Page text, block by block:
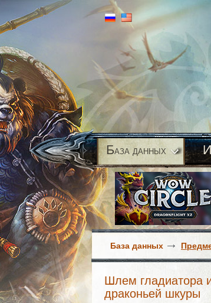
База данных
База данных
Шлем гладиатора
драконьей шкуры